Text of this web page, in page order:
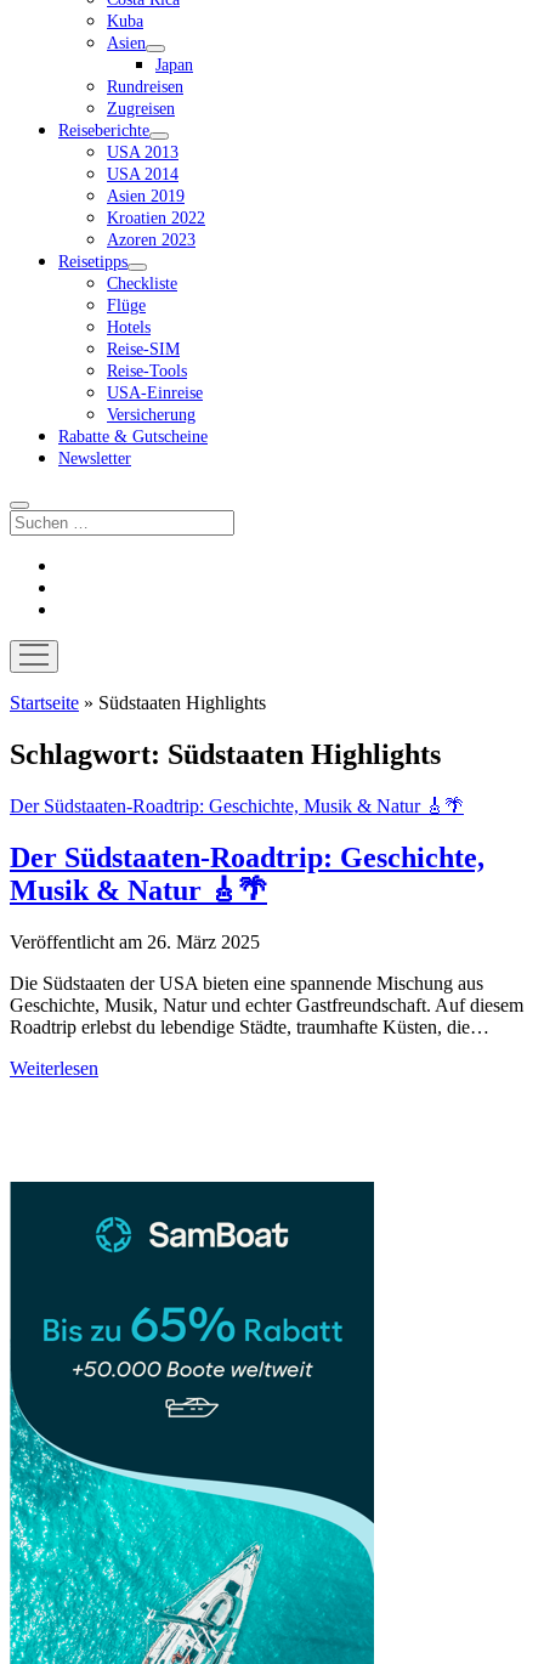
Kuba
Asien
Dropdown-
Menü
öffnen
Japan
Rundreisen
Zugreisen
Reiseberichte
Dropdown-
Menü
öffnen
USA 2013
USA 2014
Asien 2019
Kroatien 2022
Azoren 2023
Reisetipps
Dropdown-
Menü
öffnen
Checkliste
Flüge
Hotels
Reise-SIM
Reise-Tools
USA-Einreise
Versicherung
Rabatte & Gutscheine
Newsletter
Suchen
Menü
öffnen
Startseite » Südstaaten Highlights
Schlagwort: Südstaaten Highlights
Der Südstaaten-Roadtrip: Geschichte, Musik & Natur 🎸🌴
Der Südstaaten-Roadtrip: Geschichte,
Musik & Natur 🎸🌴
Veröffentlicht am 26. März 2025
Die Südstaaten der USA bieten eine spannende Mischung aus
Geschichte, Musik, Natur und echter Gastfreundschaft. Auf diesem
Roadtrip erlebst du lebendige Städte, traumhafte Küsten, die…
Weiterlesen
🎸
🌴